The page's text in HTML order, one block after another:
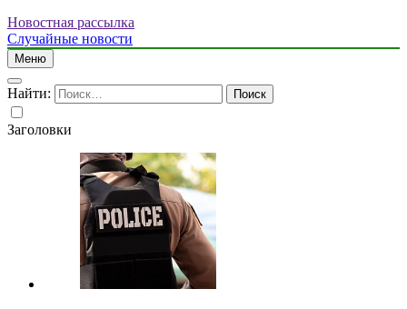
Новостная рассылка
Случайные новости
Меню
Найти:
Заголовки